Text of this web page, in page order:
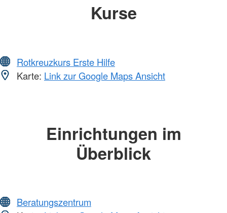
Kurse
Rotkreuzkurs Erste Hilfe
Karte: Link zur Google Maps Ansicht
Einrichtungen im
Überblick
Beratungszentrum